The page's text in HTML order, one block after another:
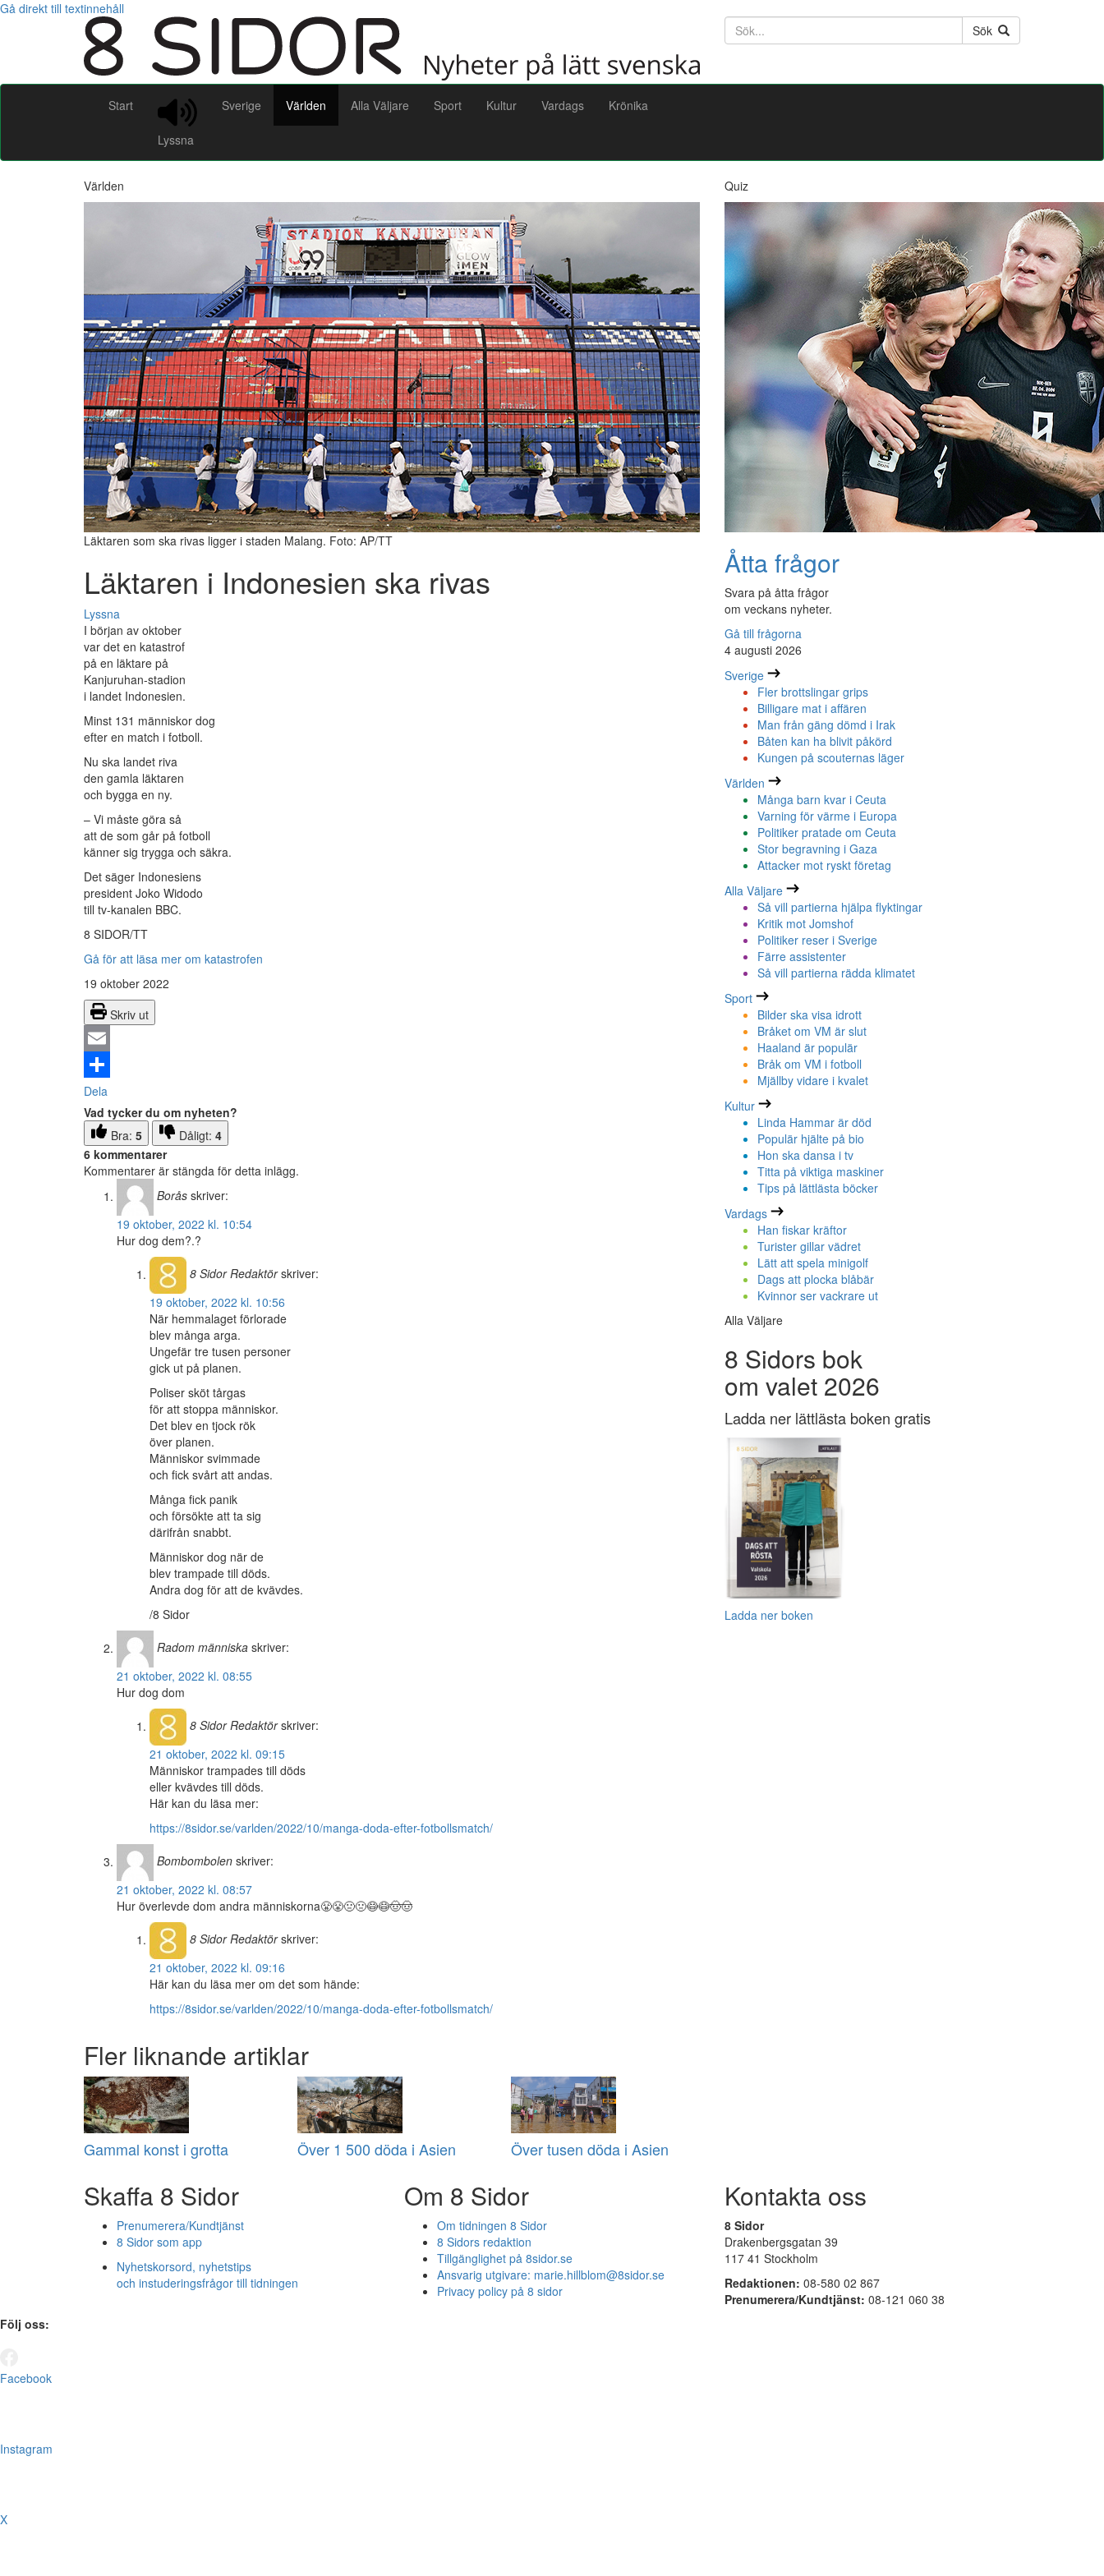
Gå direkt till textinnehåll
Söktext
Sök
Start
Lyssna
Sverige Världen Alla Väljare Sport Kultur Vardags Krönika
Världen
Läktaren som ska rivas ligger i staden Malang. Foto: AP/TT
Läktaren i Indonesien ska rivas
Lyssna
I början av oktober
var det en katastrof
på en läktare på
Kanjuruhan-stadion
i landet Indonesien.
Minst 131 människor dog
efter en match i fotboll.
Nu ska landet riva
den gamla läktaren
och bygga en ny.
– Vi måste göra så
att de som går på fotboll
känner sig trygga och säkra.
Det säger Indonesiens
president Joko Widodo
till tv-kanalen BBC.
8 SIDOR/TT
Gå för att läsa mer om katastrofen
19 oktober 2022
Skriv ut
Email
Dela
Vad tycker du om nyheten?
Bra: 5 Dåligt: 4
6 kommentarer
Kommentarer är stängda för detta inlägg.
Borås skriver:
19 oktober, 2022 kl. 10:54
Hur dog dem?.?
8 SidorRedaktör skriver:
19 oktober, 2022 kl. 10:56
När hemmalaget förlorade
blev många arga.
Ungefär tre tusen personer
gick ut på planen.
Poliser sköt tårgas
för att stoppa människor.
Det blev en tjock rök
över planen.
Människor svimmade
och fick svårt att andas.
Många fick panik
och försökte att ta sig
därifrån snabbt.
Människor dog när de
blev trampade till döds.
Andra dog för att de kvävdes.
/8 Sidor
Radom människa skriver:
21 oktober, 2022 kl. 08:55
Hur dog dom
8 SidorRedaktör skriver:
21 oktober, 2022 kl. 09:15
Människor trampades till döds
eller kvävdes till döds.
Här kan du läsa mer:
https://8sidor.se/varlden/2022/10/manga-doda-efter-fotbollsmatch/
Bombombolen skriver:
21 oktober, 2022 kl. 08:57
Hur överlevde dom andra människorna😤😤🤢🤢😷😷🤠🤠
8 SidorRedaktör skriver:
21 oktober, 2022 kl. 09:16
Här kan du läsa mer om det som hände:
https://8sidor.se/varlden/2022/10/manga-doda-efter-fotbollsmatch/
Fler liknande artiklar
Gammal konst i grotta Över 1 500 döda i Asien Över tusen döda i Asien
Quiz
Åtta frågor
Svara på åtta frågor
om veckans nyheter.
Gå till frågorna
4 augusti 2026
Sverige
Fler brottslingar grips
Billigare mat i affären
Man från gäng dömd i Irak
Båten kan ha blivit påkörd
Kungen på scouternas läger
Världen
Många barn kvar i Ceuta
Varning för värme i Europa
Politiker pratade om Ceuta
Stor begravning i Gaza
Attacker mot ryskt företag
Alla Väljare
Så vill partierna hjälpa flyktingar
Kritik mot Jomshof
Politiker reser i Sverige
Färre assistenter
Så vill partierna rädda klimatet
Sport
Bilder ska visa idrott
Bråket om VM är slut
Haaland är populär
Bråk om VM i fotboll
Mjällby vidare i kvalet
Kultur
Linda Hammar är död
Populär hjälte på bio
Hon ska dansa i tv
Titta på viktiga maskiner
Tips på lättlästa böcker
Vardags
Han fiskar kräftor
Turister gillar vädret
Lätt att spela minigolf
Dags att plocka blåbär
Kvinnor ser vackrare ut
Alla Väljare
8 Sidors bok
om valet 2026
Ladda ner lättlästa boken gratis
Ladda ner boken
Skaffa 8 Sidor
Prenumerera/Kundtjänst
8 Sidor som app
Nyhetskorsord, nyhetstips
och instuderingsfrågor till tidningen
Om 8 Sidor
Om tidningen 8 Sidor
8 Sidors redaktion
Tillgänglighet på 8sidor.se
Ansvarig utgivare: marie.hillblom@8sidor.se
Privacy policy på 8 sidor
Kontakta oss
8 Sidor
Drakenbergsgatan 39
117 41 Stockholm
Redaktionen: 08-580 02 867
Prenumerera/Kundtjänst: 08-121 060 38
Följ oss:
Facebook
Instagram
X